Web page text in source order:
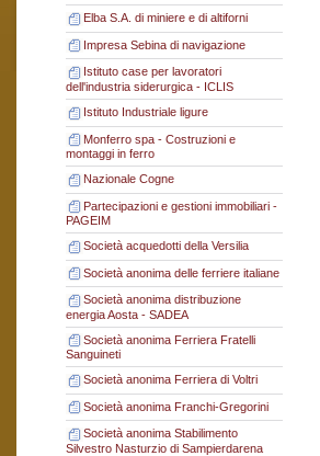
Elba S.A. di miniere e di altiforni
Impresa Sebina di navigazione
Istituto case per lavoratori
dell'industria siderurgica - ICLIS
Istituto Industriale ligure
Monferro spa - Costruzioni e
montaggi in ferro
Nazionale Cogne
Partecipazioni e gestioni immobiliari -
PAGEIM
Società acquedotti della Versilia
Società anonima delle ferriere italiane
Società anonima distribuzione
energia Aosta - SADEA
Società anonima Ferriera Fratelli
Sanguineti
Società anonima Ferriera di Voltri
Società anonima Franchi-Gregorini
Società anonima Stabilimento
Silvestro Nasturzio di Sampierdarena